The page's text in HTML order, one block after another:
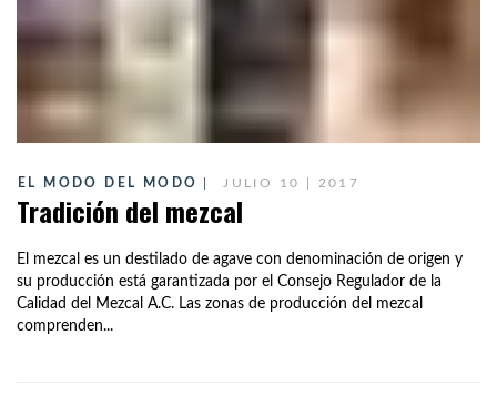
EL MODO DEL MODO JULIO 10 | 2017
Tradición del mezcal
El mezcal es un destilado de agave con denominación de origen y
su producción está garantizada por el Consejo Regulador de la
Calidad del Mezcal A.C. Las zonas de producción del mezcal
comprenden...